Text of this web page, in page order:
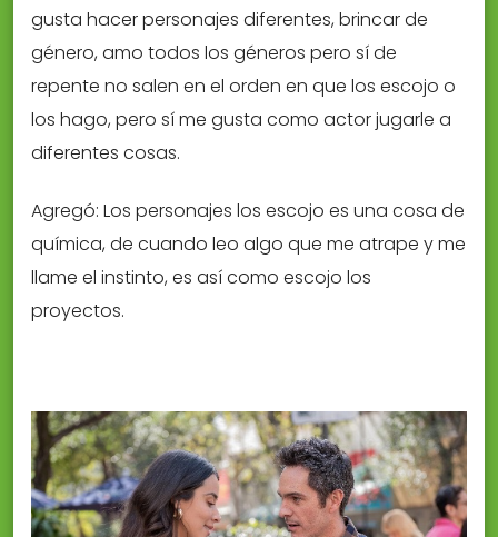
gusta hacer personajes diferentes, brincar de
género, amo todos los géneros pero sí de
repente no salen en el orden en que los escojo o
los hago, pero sí me gusta como actor jugarle a
diferentes cosas.
Agregó: Los personajes los escojo es una cosa de
química, de cuando leo algo que me atrape y me
llame el instinto, es así como escojo los
proyectos.